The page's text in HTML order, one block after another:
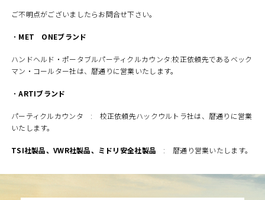
ご不明点がございましたらお問合せ下さい。
・ MET ONEブランド
ハンドヘルド・ポータブルパーティクルカウンタ:校正依頼先であるベック
マン・コールター社は、暦通りに営業いたします。
・ARTIブランド
パーティクルカウンタ : 校正依頼先ハックウルトラ社は、暦通りに営業
いたします。
TSI社製品、VWR社製品、ミドリ安全社製品 : 暦通り営業いたします。